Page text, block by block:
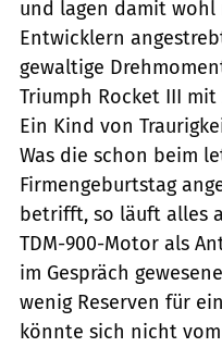
und lagen damit
Entwicklern
gewaltige
Triumph Rocket III
Ein Kind von
Was die schon beim
Firmengeburtstag
betrifft, so läuft alles
TDM-900-Motor als
im Gespräch
wenig Reserven für
könnte sich nicht